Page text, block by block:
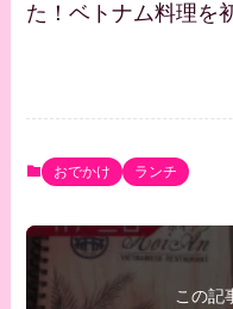
た！ベトナム料理を
おでかけ ランチ
この記